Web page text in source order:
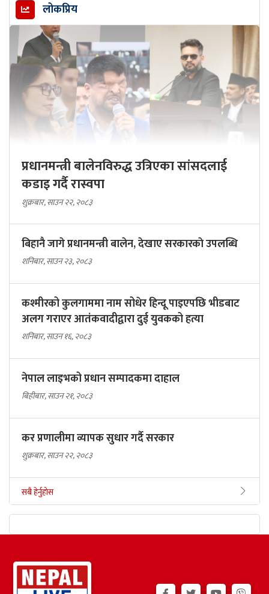
लोकप्रिय
प्रधानमन्त्री बालेनविरुद्ध उत्रिएका सांसदलाई
कडाइ गर्दै रास्वपा
शुक्रबार, साउन २२, २०८३
बिहानै जागे प्रधानमन्त्री बालेन, देखाए सरकारकाे उपलब्धि
शनिबार, साउन २३, २०८३
कश्मीरको कुलगाममा नाम सोधेर हिन्दू पाइएपछि भीडबाट
अलग गराएर आतंकवादीद्वारा दुई युवकको हत्या
शनिबार, साउन १६, २०८३
नेपाल लाइभको प्रधान सम्पादकमा दाहाल
बिहीबार, साउन २१, २०८३
कर प्रणालीमा व्यापक सुधार गर्दै सरकार
शुक्रबार, साउन २२, २०८३
सबै हेर्नुहोस